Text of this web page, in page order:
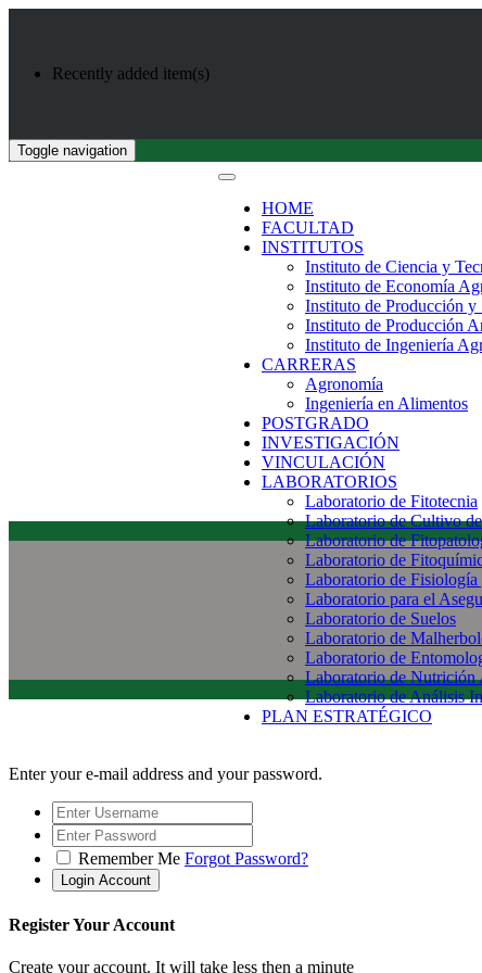
Recently added item(s)
Toggle navigation
HOME
FACULTAD
INSTITUTOS
Instituto de Ciencia y
Instituto de Economía
Instituto de Producción y
Instituto de Producción
Instituto de Ingeniería
CARRERAS
Agronomía
Ingeniería en Alimentos
POSTGRADO
INVESTIGACIÓN
VINCULACIÓN
LABORATORIOS
Laboratorio de Fitotecnia
Laboratorio de Cultivo
Laboratorio de
Laboratorio de
Laboratorio de
Laboratorio para el
Laboratorio de Suelos
Laboratorio de
Laboratorio de
Laboratorio de Nutrición
Laboratorio de Análisis
PLAN ESTRATÉGICO
Enter your e-mail address and your password.
Remember Me Forgot Password?
Register Your Account
Create your account. It will take less then a minute